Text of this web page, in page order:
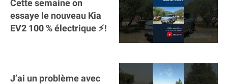
Cette semaine on
essaye le nouveau Kia
EV2 100 % électrique ⚡️!
J’ai un problème avec